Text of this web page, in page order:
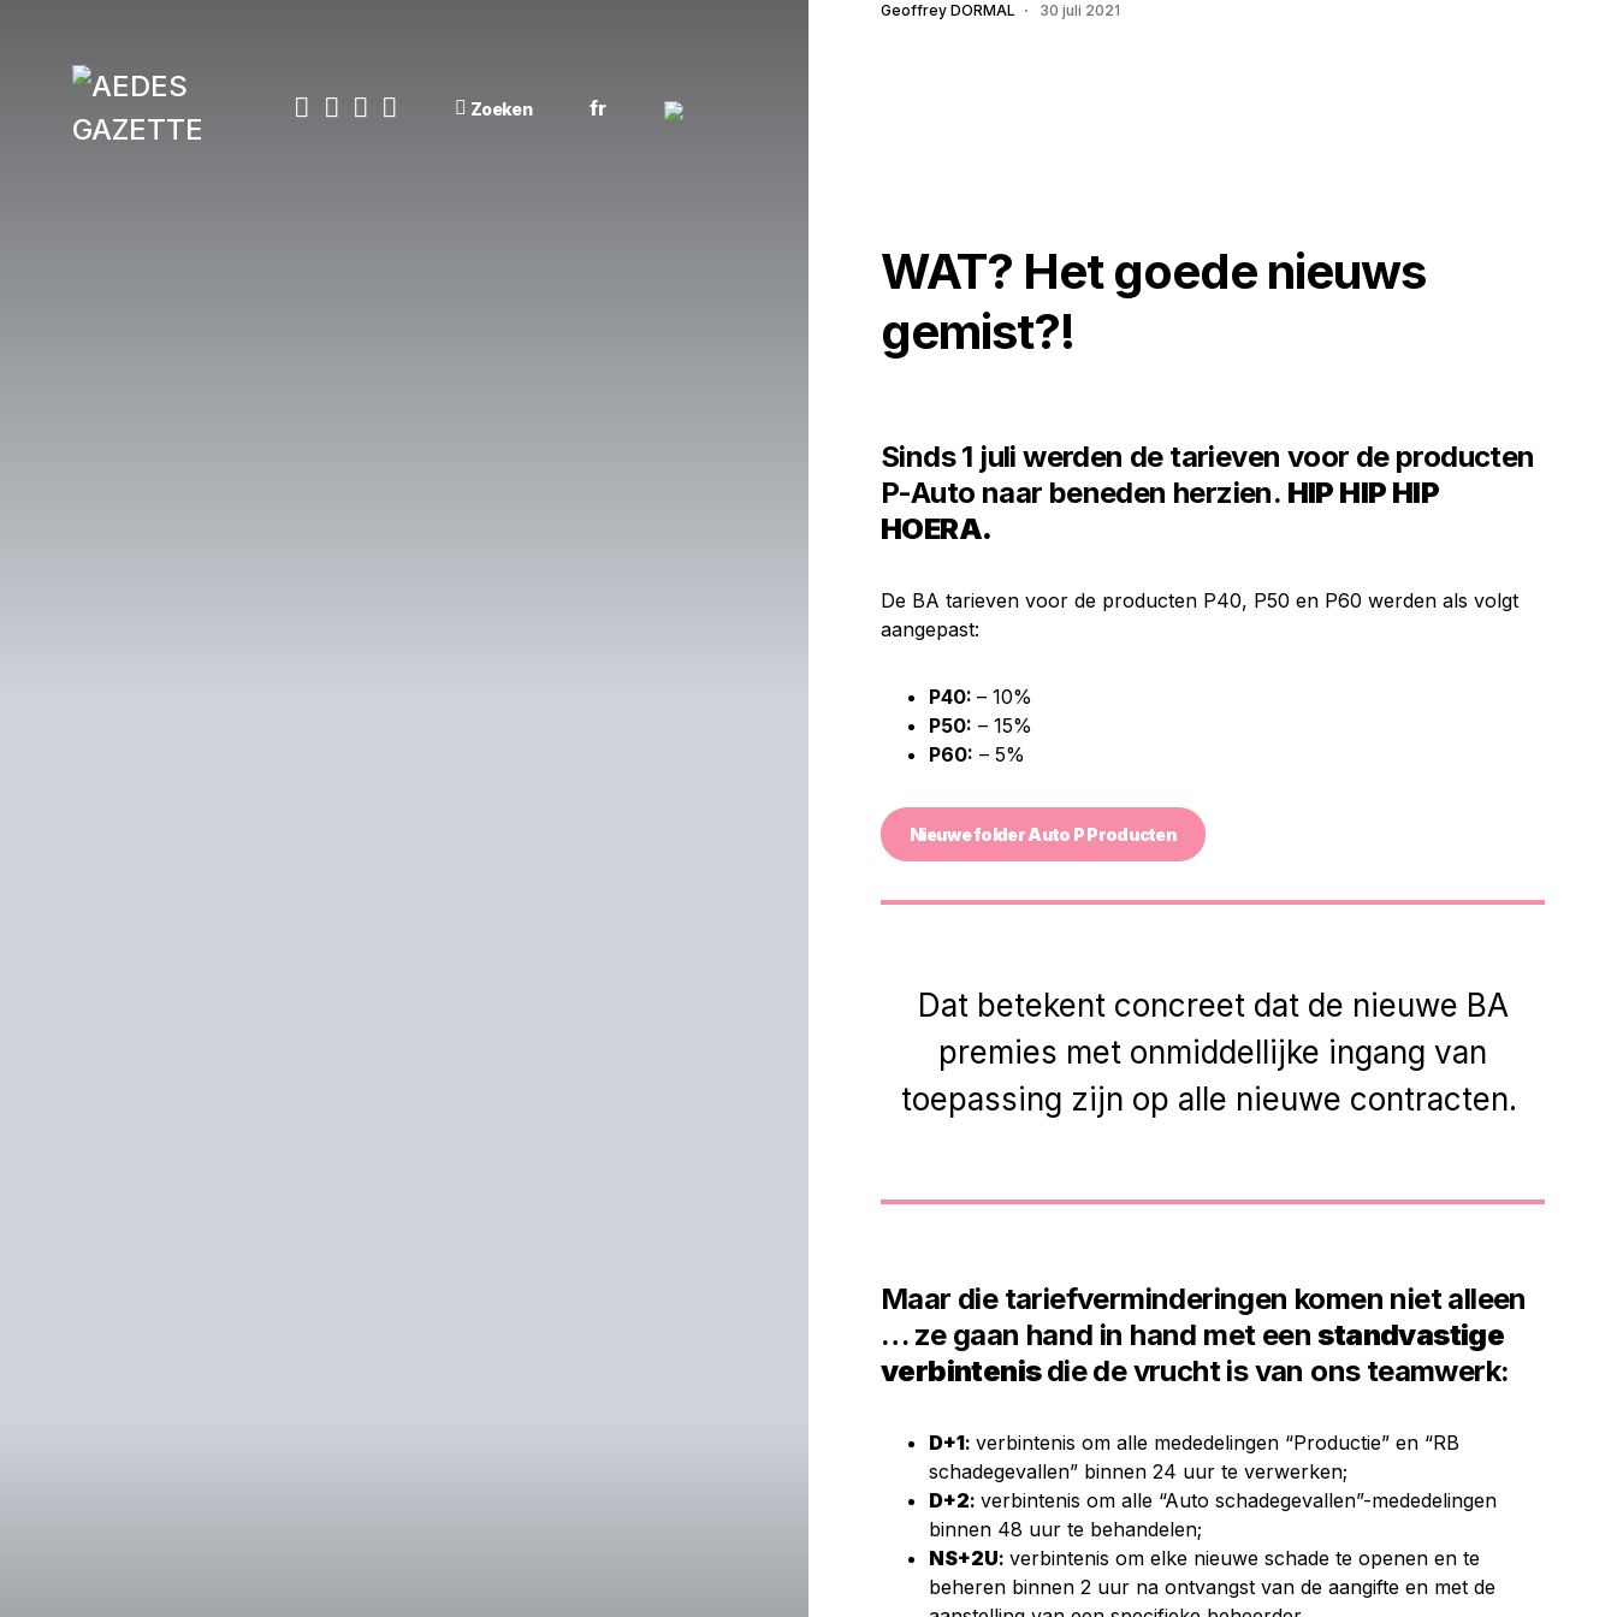
Zoeken fr
Geoffrey DORMAL 30 juli 2021
WAT? Het goede nieuws
gemist?!
Sinds 1 juli werden de tarieven voor de producten
P-Auto naar beneden herzien. HIP HIP HIP
HOERA.
De BA tarieven voor de producten P40, P50 en P60 werden als volgt
aangepast:
P40: – 10%
P50: – 15%
P60: – 5%
Nieuwe folder Auto P Producten
Dat betekent concreet dat de nieuwe BA
premies met onmiddellijke ingang van
toepassing zijn op alle nieuwe contracten.
Maar die tariefverminderingen komen niet alleen
… ze gaan hand in hand met een standvastige
verbintenisdie de vrucht is van ons teamwerk:
D+1: verbintenis om alle mededelingen “Productie” en “RB
schadegevallen” binnen 24 uur te verwerken;
D+2: verbintenis om alle “Auto schadegevallen”-mededelingen
binnen 48 uur te behandelen;
NS+2U: verbintenis om elke nieuwe schade te openen en te
beheren binnen 2 uur na ontvangst van de aangifte en met de